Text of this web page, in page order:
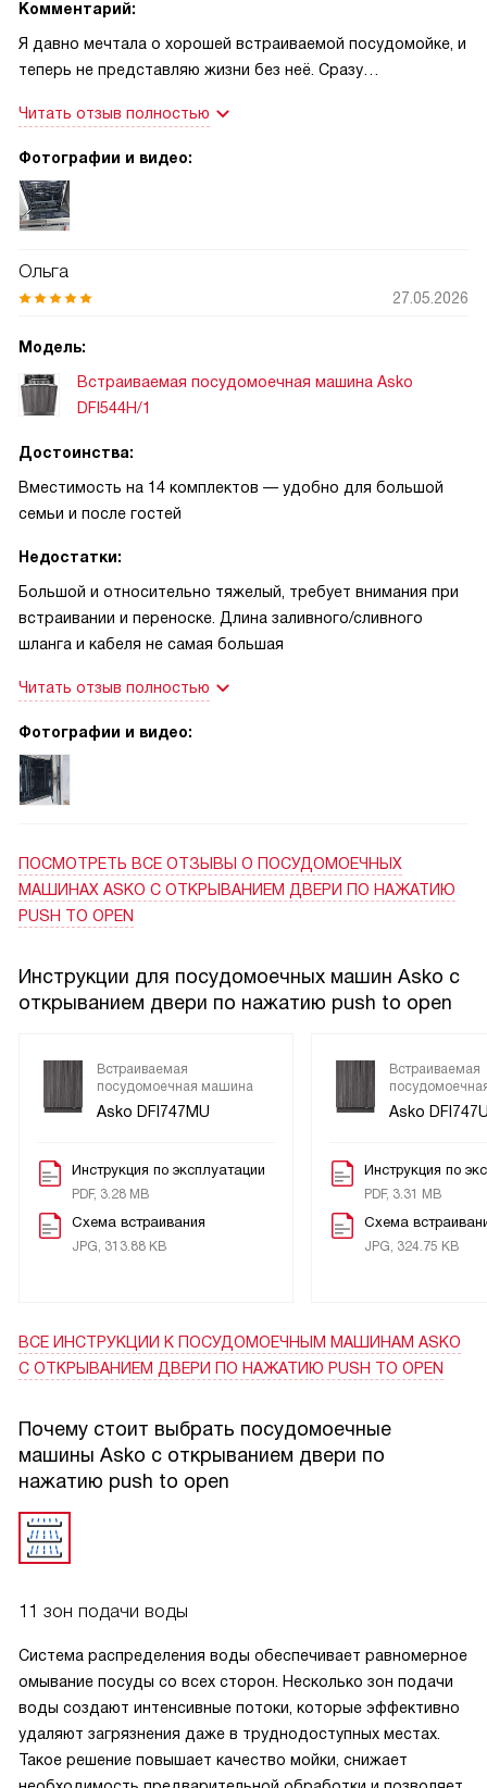
Комментарий:
Я давно мечтала о хорошей встраиваемой посудомойке, и
теперь не представляю жизни без неё. Сразу
— кухня стала чище на вид. Первый большой тест был
после семейного обеда: все тарелки, приборы и бокалы
блестяще благодаря турбо комби-сушке! Так приятно не
тратить время на протирание посуды и не переживать за
Однажды дети устроили мастер-класс по лепке, и тарелки
были в тесте до ушей. Я включила интенсивную программу,
выручает: машина почти неслышна, дом спит, а посуда
моется тихо. Ещё радует автоматическое открывание
дверцы — когда руки в муке, это настоящая мелочь, но
блокировка от детей и полная защита от протечек,
поэтому можно спокойно уезжать или оставаться дома
без лишних волнений.
Читать отзыв полностью
Фотографии и видео:
Ольга
27.05.2026
Модель:
Встраиваемая посудомоечная машина Asko
DFI544H/1
Достоинства:
Вместимость на 14 комплектов — удобно для большой
семьи и после гостей
Недостатки:
Большой и относительно тяжелый, требует внимания при
встраивании и переноске. Длина заливного/сливного
шланга и кабеля не самая большая
Читать отзыв полностью
Фотографии и видео:
ПОСМОТРЕТЬ ВСЕ ОТЗЫВЫ О ПОСУДОМОЕЧНЫХ
МАШИНАХ ASKO С ОТКРЫВАНИЕМ ДВЕРИ ПО НАЖАТИЮ
PUSH TO OPEN
Инструкции для посудомоечных машин Asko с
открыванием двери по нажатию push to open
Встраиваемая
посудомоечная машина
Asko DFI747MU
Инструкция по эксплуатации
PDF, 3.28 MB
Схема встраивания
JPG, 313.88 KB
Встраиваемая
Asko
Инструкция по
PDF, 3.31 MB
Схема
JPG, 324.75 KB
ВСЕ ИНСТРУКЦИИ К ПОСУДОМОЕЧНЫМ МАШИНАМ ASKO
С ОТКРЫВАНИЕМ ДВЕРИ ПО НАЖАТИЮ PUSH TO OPEN
Почему стоит выбрать посудомоечные
машины Asko с открыванием двери по
нажатию push to open
11 зон подачи воды
Система распределения воды обеспечивает равномерное
омывание посуды со всех сторон. Несколько зон подачи
воды создают интенсивные потоки, которые эффективно
удаляют загрязнения даже в труднодоступных местах.
Такое решение повышает качество мойки, снижает